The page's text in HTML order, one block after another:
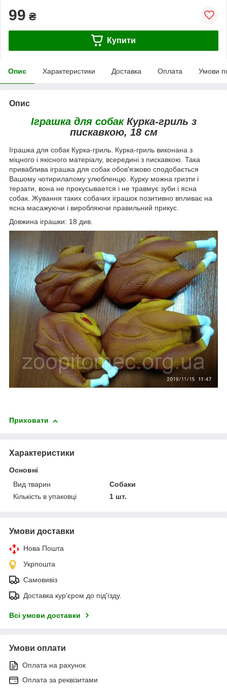
99 ₴
Купити
Опис Характеристики Доставка Оплата Умови
Опис
Іграшка для собакКурка-гриль з
пискавкою, 18 см
Іграшка для собак Курка-гриль. Курка-гриль виконана з
міцного і якісного матеріалу, всередині з пискавкою. Така
приваблива іграшка для собак обов'язково сподобається
Вашому чотирилапому улюбленцю. Курку можна гризти і
терзати, вона не прокусывается і не травмує зуби і ясна
собак. Жування таких собачих іграшок позитивно впливає на
ясна масажуючи і виробляючи правильний прикус.
Довжина іграшки: 18 див.
Приховати
Характеристики
Основні
Вид тварин
Собаки
Кількість в упаковці
1 шт.
Умови доставки
Нова Пошта
Укрпошта
Самовивіз
Доставка кур'єром до під'їзду.
Всі умови доставки
Умови оплати
Оплата на рахунок
Оплата за реквізитами